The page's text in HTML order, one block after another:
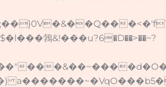
鵓&!���u?6�D��>��~?
��